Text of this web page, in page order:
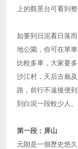
上的觀景台可看到
如要到日泥看日落
地公園，你可在單
比較多車，大家要
沙江村，天后古廟
路，前行不遠後便
到白泥一段較少人。
第一段：屏山
元朗是一個歷史悠